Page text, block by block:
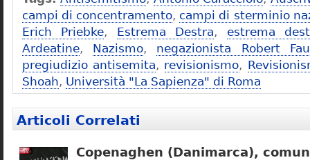
campi di concentramento, campi di sterminio
Erich Priebke, Estrema Destra, estrema
Ardeatine, Nazismo, negazionista Robert
pregiudizio antisemita, revisionismo,
Shoah, Università "La Sapienza" di Roma
Articoli Correlati
Copenaghen (Danimarca),